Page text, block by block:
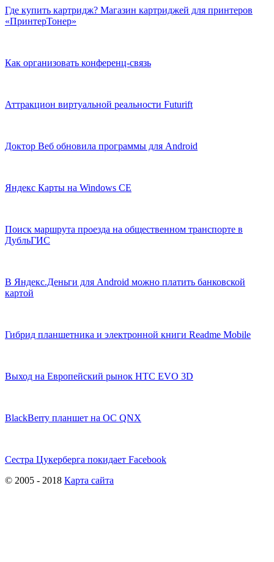
Где купить картридж? Магазин картриджей для принтеров
«ПринтерТонер»
Как организовать конференц-связь
Аттракцион виртуальной реальности Futurift
Доктор Веб обновила программы для Android
Яндекс Карты на Windows CE
Поиск маршрута проезда на общественном транспорте в
ДубльГИС
В Яндекс.Деньги для Android можно платить банковской
картой
Гибрид планшетника и электронной книги Readme Mobile
Выход на Европейский рынок НТС EVO 3D
BlackBerry планшет на ОС QNX
Сестра Цукерберга покидает Facebook
© 2005 - 2018 Карта сайта